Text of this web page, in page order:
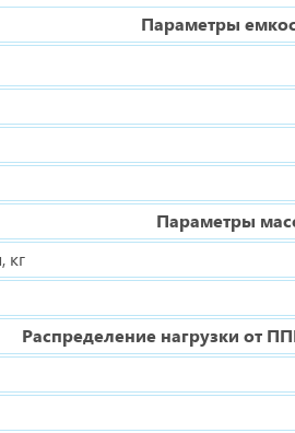
Параметры
Параметры
кг
Распределение нагрузки от